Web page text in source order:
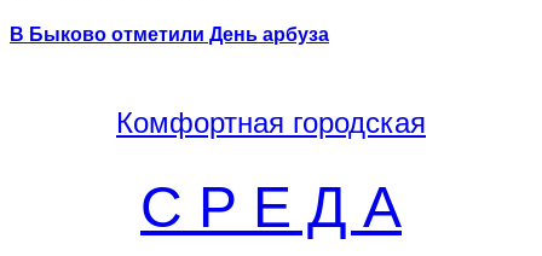
В Быково отметили День арбуза
Комфортная городская
С Р Е Д А